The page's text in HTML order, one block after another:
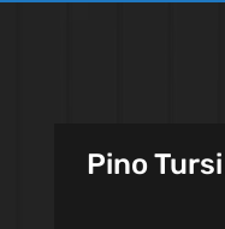
Pino